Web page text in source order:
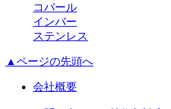
コバール
インバー
ステンレス
▲ページの先頭へ
会社概要